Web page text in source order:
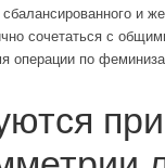
и
сочетаться с
операции по